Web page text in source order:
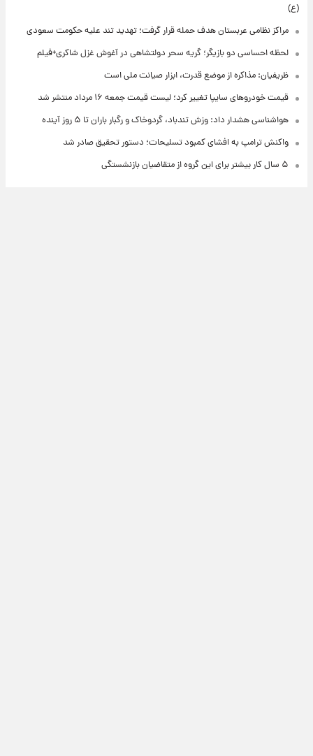
(ع)
مراکز نظامی عربستان هدف حمله قرار گرفت؛ تهدید تند علیه حکومت سعودی
لحظه احساسی دو بازیگر؛ گریه سحر دولتشاهی در آغوش غزل شاکری+فیلم
ظریفیان: مذاکره از موضع قدرت، ابزار صیانت ملی است
قیمت خودروهای سایپا تغییر کرد؛ لیست قیمت جمعه ۱۶ مرداد منتشر شد
هواشناسی هشدار داد: وزش تندباد، گردوخاک و رگبار باران تا ۵ روز آینده
واکنش ترامپ به افشای کمبود تسلیحات؛ دستور تحقیق صادر شد
۵ سال کار بیشتر برای این گروه از متقاضیان بازنشستگی